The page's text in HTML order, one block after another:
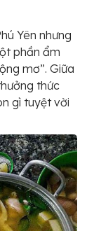
Yên nhưng
phần ẩm
mơ”. Giữa
thức
gì tuyệt vời